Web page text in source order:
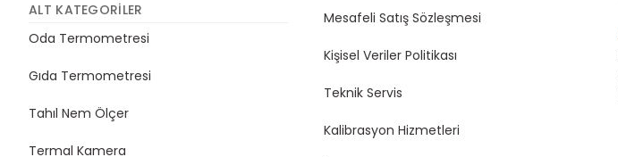
ALT KATEGORILER
Oda Termometresi
Gıda Termometresi
Tahıl Nem Ölçer
Termal Kamera
Mesafeli Satış Sözleşmesi
Kişisel Veriler Politikası
Teknik Servis
Kalibrasyon Hizmetleri